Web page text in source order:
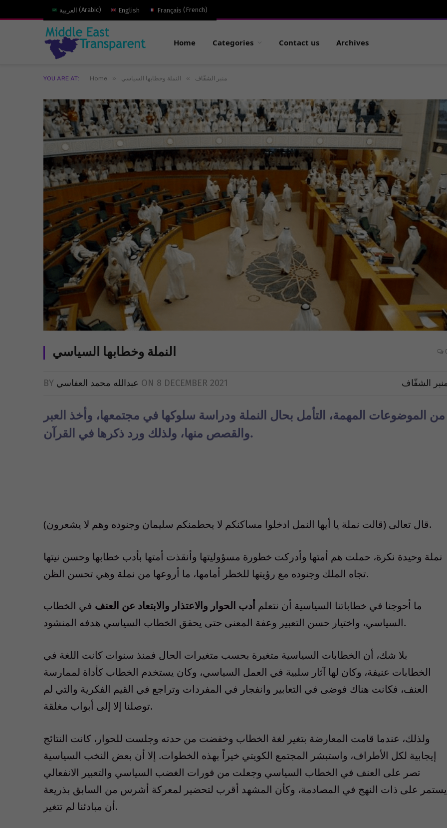
العربية (Arabic) English Français (French)
Home Categories Contact us Archives
YOU ARE AT: Home » منبر الشفّاف » النملة وخطابها السياسي
النملة وخطابها السياسي
BY عبدالله محمد العفاسي ON 8 DECEMBER 2021 الشفّاف
من الموضوعات المهمة، التأمل بحال النملة ودراسة سلوكها في مجتمعها، وأخذ العبر
والقصص منها، ولذلك ورد ذكرها في القرآن.
قال تعالى (قالت نملة يا أيها النمل ادخلوا مساكنكم لا يحطمنكم سليمان وجنوده وهم لا يشعرون).
نملة وحيدة نكرة، حملت هم أمتها وأدركت خطورة مسؤوليتها وأنقذت أمتها بأدب خطابها وحسن نيتها
تجاه الملك وجنوده مع رؤيتها للخطر أمامها، ما أروعها من نملة وهي تحسن الظن.
ما أحوجنا في خطاباتنا السياسية أن نتعلم أدب الحوار والاعتذار والابتعاد عن العنف في الخطاب
السياسي، واختيار حسن التعبير وعفة المعنى حتى يحقق الخطاب السياسي هدفه المنشود.
بلا شك، أن الخطابات السياسية متغيرة بحسب متغيرات الحال فمنذ سنوات كانت اللغة في
الخطابات عنيفة، وكان لها آثار سلبية في العمل السياسي، وكان يستخدم الخطاب كأداة لممارسة
العنف، فكانت هناك فوضى في التعابير وانفجار في المفردات وتراجع في القيم الفكرية والتي لم
توصلنا إلا إلى أبواب مغلقة.
ولذلك، عندما قامت المعارضة بتغير لغة الخطاب وخفضت من حدته وجلست للحوار، كانت النتائج
إيجابية لكل الأطراف، واستبشر المجتمع الكويتي خيراً بهذه الخطوات. إلا أن بعض النخب السياسية
تصر على العنف في الخطاب السياسي وجعلت من فورات الغضب السياسي والتعبير الانفعالي
يستمر على ذات النهج في المصادمة، وكأن المشهد أقرب لتحضير لمعركة أشرس من السابق بذريعة
أن مبادئنا لم تتغير.